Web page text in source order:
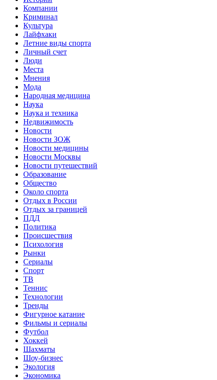
Компании
Криминал
Культура
Лайфхаки
Летние виды спорта
Личный счет
Люди
Места
Мнения
Мода
Народная медицина
Наука
Наука и техника
Недвижимость
Новости
Новости ЗОЖ
Новости медицины
Новости Москвы
Новости путешествий
Образование
Общество
Около спорта
Отдых в России
Отдых за границей
ПДД
Политика
Происшествия
Психология
Рынки
Сериалы
Спорт
ТВ
Теннис
Технологии
Тренды
Фигурное катание
Фильмы и сериалы
Футбол
Хоккей
Шахматы
Шоу-бизнес
Экология
Экономика